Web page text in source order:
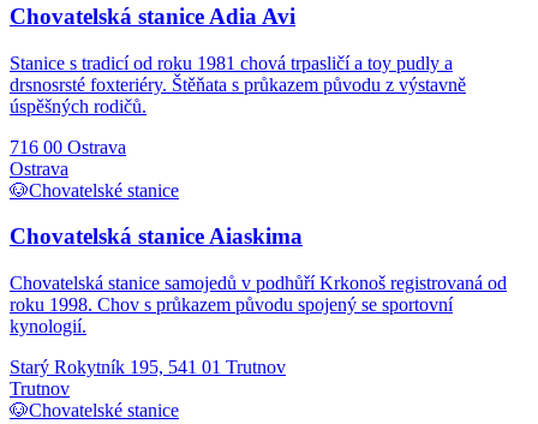
Chovatelská stanice Adia Avi
Stanice s tradicí od roku 1981 chová trpasličí a toy pudly a
drsnosrsté foxteriéry. Štěňata s průkazem původu z výstavně
úspěšných rodičů.
716 00 Ostrava
Ostrava
🐶Chovatelské stanice
Chovatelská stanice Aiaskima
Chovatelská stanice samojedů v podhůří Krkonoš registrovaná od
roku 1998. Chov s průkazem původu spojený se sportovní
kynologií.
Starý Rokytník 195, 541 01 Trutnov
Trutnov
🐶Chovatelské stanice